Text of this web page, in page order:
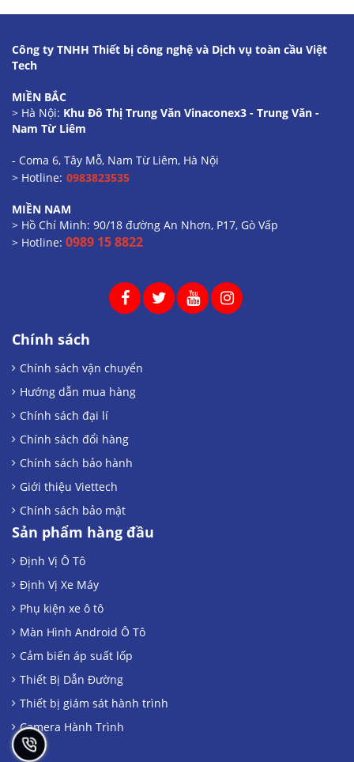
Công ty TNHH Thiết bị công nghệ và Dịch vụ toàn cầu Việt
Tech
MIỀN BẮC
> Hà Nội: Khu Đô Thị Trung Văn Vinaconex3 - Trung Văn -
Nam Từ Liêm
- Coma 6, Tây Mỗ, Nam Từ Liêm, Hà Nội
> Hotline: 0983823535
MIỀN NAM
> Hồ Chí Minh: 90/18 đường An Nhơn, P17, Gò Vấp
> Hotline: 0989 15 8822
Chính sách
Chính sách vận chuyển
Hướng dẫn mua hàng
Chính sách đại lí
Chính sách đổi hàng
Chính sách bảo hành
Giới thiệu Viettech
Chính sách bảo mật
Sản phẩm hàng đầu
Định Vị Ô Tô
Định Vị Xe Máy
Phụ kiện xe ô tô
Màn Hình Android Ô Tô
Cảm biến áp suất lốp
Thiết Bị Dẫn Đường
Thiết bị giám sát hành trình
Camera Hành Trình